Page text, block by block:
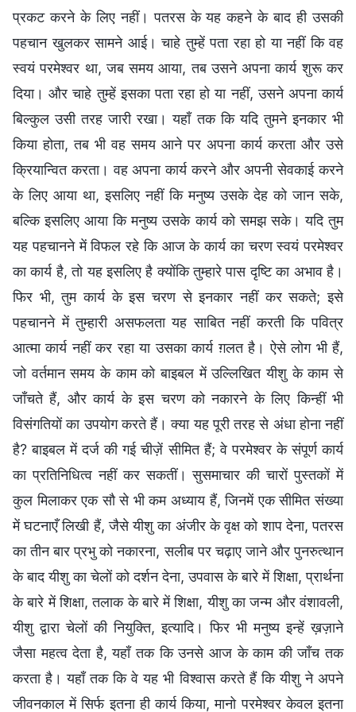
प्रकट करने के लिए नहीं। पतरस के यह कहने के बाद ही उसकी
पहचान खुलकर सामने आई। चाहे तुम्हें पता रहा हो या नहीं कि वह
स्वयं परमेश्वर था, जब समय आया, तब उसने अपना कार्य शुरू कर
दिया। और चाहे तुम्हें इसका पता रहा हो या नहीं, उसने अपना कार्य
बिल्कुल उसी तरह जारी रखा। यहाँ तक कि यदि तुमने इनकार भी
किया होता, तब भी वह समय आने पर अपना कार्य करता और उसे
क्रियान्वित करता। वह अपना कार्य करने और अपनी सेवकाई करने
के लिए आया था, इसलिए नहीं कि मनुष्य उसके देह को जान सके,
बल्कि इसलिए आया कि मनुष्य उसके कार्य को समझ सके। यदि तुम
यह पहचानने में विफल रहे कि आज के कार्य का चरण स्वयं परमेश्वर
का कार्य है, तो यह इसलिए है क्योंकि तुम्हारे पास दृष्टि का अभाव है।
फिर भी, तुम कार्य के इस चरण से इनकार नहीं कर सकते; इसे
पहचानने में तुम्हारी असफलता यह साबित नहीं करती कि पवित्र
आत्मा कार्य नहीं कर रहा या उसका कार्य ग़लत है। ऐसे लोग भी हैं,
जो वर्तमान समय के काम को बाइबल में उल्लिखित यीशु के काम से
जाँचते हैं, और कार्य के इस चरण को नकारने के लिए किन्हीं भी
विसंगतियों का उपयोग करते हैं। क्या यह पूरी तरह से अंधा होना नहीं
है? बाइबल में दर्ज की गई चीज़ें सीमित हैं; वे परमेश्वर के संपूर्ण कार्य
का प्रतिनिधित्व नहीं कर सकतीं। सुसमाचार की चारों पुस्तकों में
कुल मिलाकर एक सौ से भी कम अध्याय हैं, जिनमें एक सीमित संख्या
में घटनाएँ लिखी हैं, जैसे यीशु का अंजीर के वृक्ष को शाप देना, पतरस
का तीन बार प्रभु को नकारना, सलीब पर चढ़ाए जाने और पुनरुत्थान
के बाद यीशु का चेलों को दर्शन देना, उपवास के बारे में शिक्षा, प्रार्थना
के बारे में शिक्षा, तलाक के बारे में शिक्षा, यीशु का जन्म और वंशावली,
यीशु द्वारा चेलों की नियुक्ति, इत्यादि। फिर भी मनुष्य इन्हें ख़ज़ाने
जैसा महत्व देता है, यहाँ तक कि उनसे आज के काम की जाँच तक
करता है। यहाँ तक कि वे यह भी विश्वास करते हैं कि यीशु ने अपने
जीवनकाल में सिर्फ इतना ही कार्य किया, मानो परमेश्वर केवल इतना